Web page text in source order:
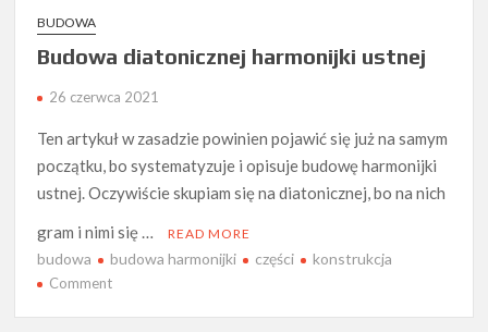
BUDOWA
Budowa diatonicznej harmonijki ustnej
26 czerwca 2021
Ten artykuł w zasadzie powinien pojawić się już na samym
początku, bo systematyzuje i opisuje budowę harmonijki
ustnej. Oczywiście skupiam się na diatonicznej, bo na nich
gram i nimi się …
READ MORE
budowa budowa harmonijki części konstrukcja
Commenton